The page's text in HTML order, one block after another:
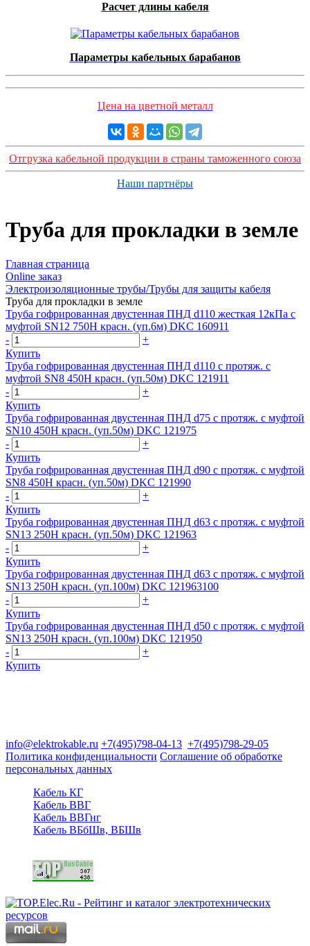
Расчет длины кабеля
Параметры кабельных барабанов
Цена на цветной металл
Отгрузка кабельной продукции в страны таможенного союза
Наши партнёры
Труба для прокладки в земле
Главная страница
Оnline заказ
Электроизоляционные трубы/Трубы для защиты кабеля
Труба для прокладки в земле
Труба гофрированная двустенная ПНД d110 жесткая 12кПа с
муфтой SN12 750Н красн. (уп.6м) DKC 160911
-
+
Купить
Труба гофрированная двустенная ПНД d110 с протяж. с
муфтой SN8 450Н красн. (уп.50м) DKC 121911
-
+
Купить
Труба гофрированная двустенная ПНД d75 с протяж. с муфтой
SN10 450Н красн. (уп.50м) DKC 121975
-
+
Купить
Труба гофрированная двустенная ПНД d90 с протяж. с муфтой
SN8 450Н красн. (уп.50м) DKC 121990
-
+
Купить
Труба гофрированная двустенная ПНД d63 с протяж. с муфтой
SN13 250Н красн. (уп.50м) DKC 121963
-
+
Купить
Труба гофрированная двустенная ПНД d63 с протяж. с муфтой
SN13 250Н красн. (уп.100м) DKC 121963100
-
+
Купить
Труба гофрированная двустенная ПНД d50 с протяж. с муфтой
SN13 250Н красн. (уп.100м) DKC 121950
-
+
Купить
info@elektrokable.ru +7(495)798-04-13 +7(495)798-29-05
Политика конфиденциальности Соглашение об обработке
персональных данных
Кабель КГ
Кабель ВВГ
Кабель ВВГнг
Кабель ВБбШв, ВБШв